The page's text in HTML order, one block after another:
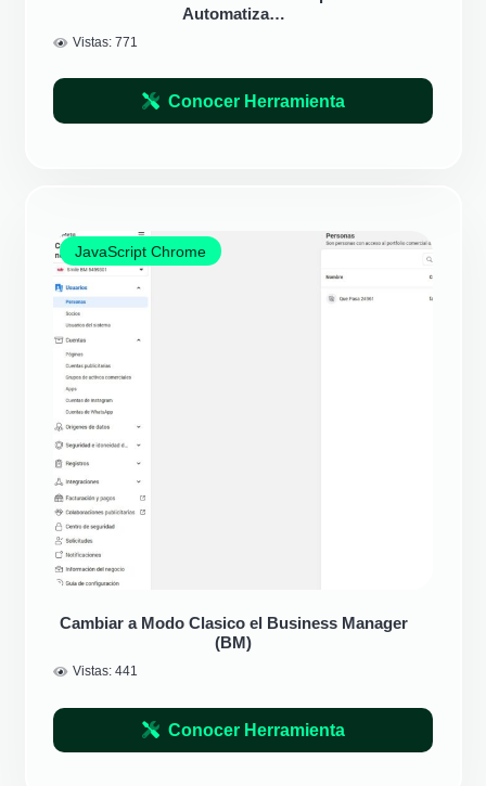
Automatiza…
Vistas:771
Conocer Herramienta
JavaScript Chrome
Cambiar a Modo Clasico el Business Manager
(BM)
Vistas:441
Conocer Herramienta